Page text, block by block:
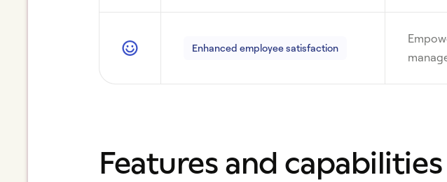
Enhanced employee satisfaction
Features and capabilities